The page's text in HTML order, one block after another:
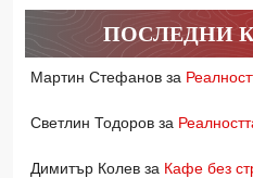
ПОСЛЕДНИ
Мартин Стефанов за
Светлин Тодоров за
Димитър Колев за Кафе без